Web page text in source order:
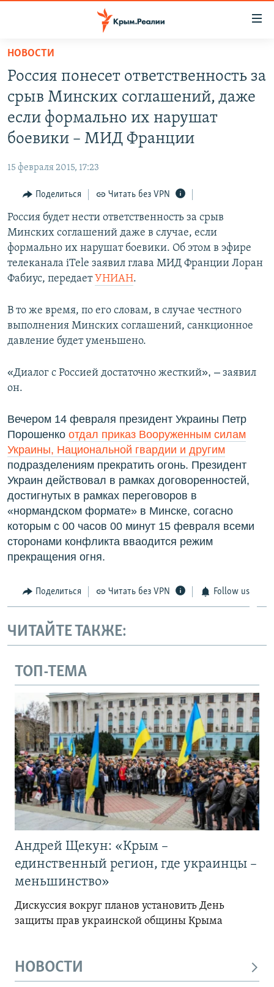
Вернуться
основному
содержанию
Вернутся
главной
Вернутся
поиску
ГРУЗ 200
КАРТА ВОЕННЫХ ОБЪЕКТОВ КРЫМА
ВОДА
ИСТОРИЯ
ИНТЕРАКТИВ
ИНФОГРАФИКА
ТЕЛЕПРОЕКТ КРЫМ.РЕАЛИИ
СОВЕТЫ ПРАВОЗАЩИТНИКОВ
ПРОПАВШИЕ БЕЗ ВЕСТИ
ПОБЕДИТЕЛЕЙ НЕ СУДЯТ?
КРЫМ.НЕПОКОРЕННЫЙ
ELIFBE
РАДІО СВОБОДА
КАК ОБОЙТИ БЛОКИРОВКУ
Українською
Qırımtatar
ПРИСОЕДИНЯЙТЕСЬ!
Все сайты RFE/RL
НОВОСТИ
Россия понесет ответственность за
срыв Минских соглашений, даже
если формально их нарушат
боевики – МИД Франции
15 февраля 2015, 17:23
Поделиться Читать без VPN
Россия будет нести ответственность за срыв
Минских соглашений даже в случае, если
формально их нарушат боевики. Об этом в эфире
телеканала iTele заявил глава МИД Франции Лоран
Фабиус, передаетУНИАН.
В то же время, по его словам, в случае честного
выполнения Минских соглашений, санкционное
давление будет уменьшено.
«Диалог с Россией достаточно жесткий», – заявил
он.
Вечером 14 февраля президент Украины Петр
Порошенко отдал приказ Вооруженным силам
Украины, Национальной гвардии и другим
подразделениям прекратить огонь. Президент
Украин действовал в рамках договоренностей,
достигнутых в рамках переговоров в
«нормандском формате» в Минске, согасно
которым с 00 часов 00 минут 15 февраля всеми
сторонами конфликта вваодится режим
прекращения огня.
Поделиться Читать без VPN Follow us
ЧИТАЙТЕ ТАКЖЕ:
ТОП-ТЕМА
Андрей Щекун: «Крым –
единственный регион, где украинцы –
меньшинство»
Дискуссия вокруг планов установить День
защиты прав украинской общины Крыма
НОВОСТИ